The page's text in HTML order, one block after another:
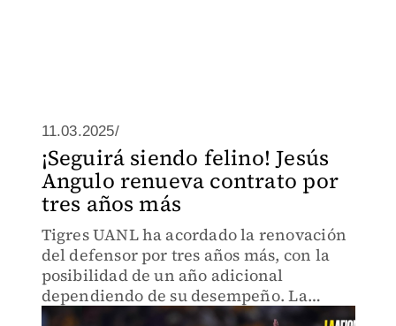
11.03.2025/
¡Seguirá siendo felino! Jesús
Angulo renueva contrato por
tres años más
Tigres UANL ha acordado la renovación
del defensor por tres años más, con la
posibilidad de un año adicional
dependiendo de su desempeño. La
directiva sigue en pláticas con otros